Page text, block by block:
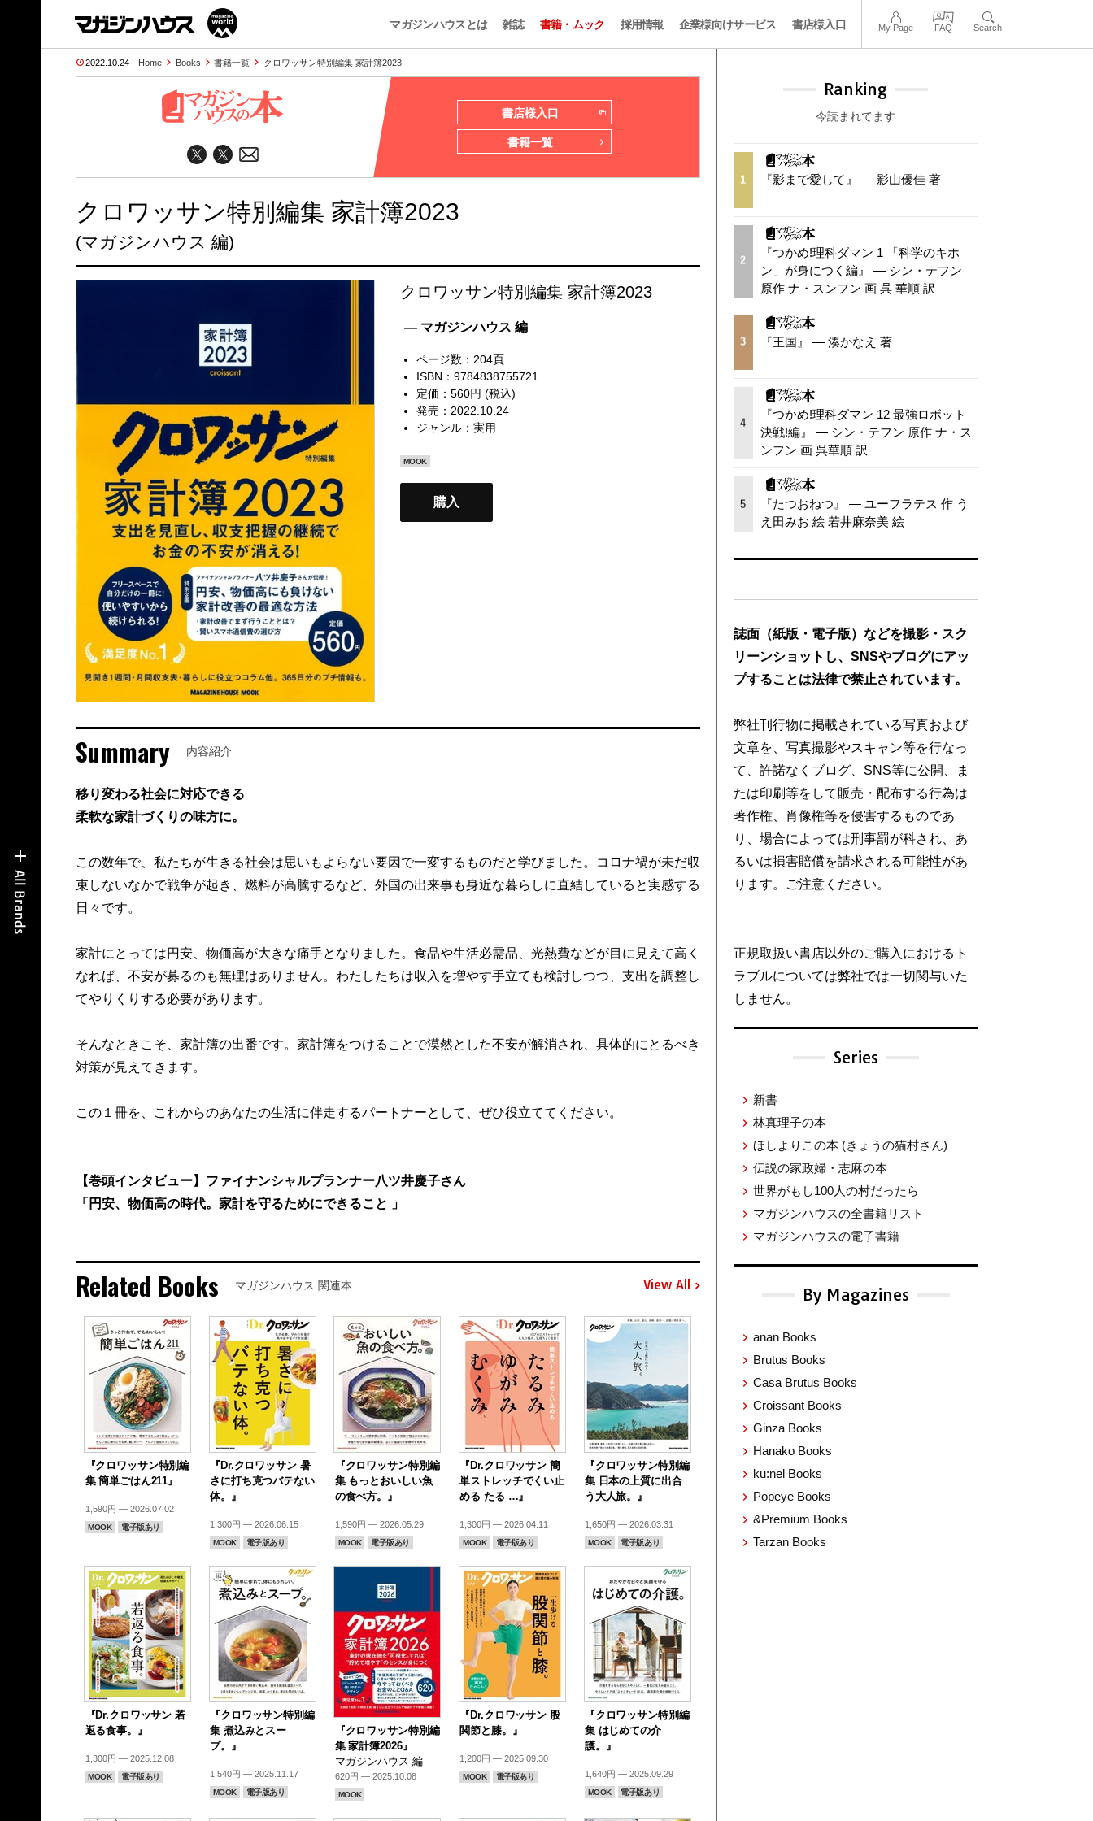
マガジンハウスとは 雑誌 書籍・ムック 採用情報 企業様向けサービス 書店様入口 My Page FAQ Search
2022.10.24 Home Books 書籍一覧 クロワッサン特別編集 家計簿2023
書店様入口
書籍一覧
クロワッサン特別編集 家計簿2023
(マガジンハウス 編)
クロワッサン特別編集 家計簿2023
— マガジンハウス 編
ページ数：204頁
ISBN：9784838755721
定価：560円 (税込)
発売：2022.10.24
ジャンル： 実用
MOOK
購入
Summary 内容紹介
移り変わる社会に対応できる
柔軟な家計づくりの味方に。
この数年で、私たちが生きる社会は思いもよらない要因で一変するものだと学びました。コロナ禍が未だ収
束しないなかで戦争が起き、燃料が高騰するなど、外国の出来事も身近な暮らしに直結していると実感する
日々です。
家計にとっては円安、物価高が大きな痛手となりました。食品や生活必需品、光熱費などが目に見えて高く
なれば、不安が募るのも無理はありません。わたしたちは収入を増やす手立ても検討しつつ、支出を調整し
てやりくりする必要があります。
そんなときこそ、家計簿の出番です。家計簿をつけることで漠然とした不安が解消され、具体的にとるべき
対策が見えてきます。
この１冊を、これからのあなたの生活に伴走するパートナーとして、ぜひ役立ててください。
【巻頭インタビュー】ファイナンシャルプランナー八ツ井慶子さん
「円安、物価高の時代。家計を守るためにできること 」
Related Books マガジンハウス 関連本 View All
『クロワッサン特別編
集 簡単ごはん211』
1,590円 — 2026.07.02
MOOK 電子版あり
『Dr.クロワッサン 暑
さに打ち克つバテない
体。』
1,300円 — 2026.06.15
MOOK 電子版あり
『クロワッサン特別編
集 もっとおいしい魚
の食べ方。』
1,590円 — 2026.05.29
MOOK 電子版あり
『Dr.クロワッサン 簡
単ストレッチでくい止
める たる …』
1,300円 — 2026.04.11
MOOK 電子版あり
『クロワッサン特別編
集 日本の上質に出合
う大人旅。』
1,650円 — 2026.03.31
MOOK 電子版あり
『Dr.クロワッサン 若
返る食事。』
1,300円 — 2025.12.08
MOOK 電子版あり
『クロワッサン特別編
集 煮込みとスー
プ。』
1,540円 — 2025.11.17
MOOK 電子版あり
『クロワッサン特別編
集 家計簿2026』
マガジンハウス 編
620円 — 2025.10.08
MOOK
『Dr.クロワッサン 股
関節と膝。』
1,200円 — 2025.09.30
MOOK 電子版あり
『クロワッサン特別編
集 はじめての介
護。』
1,640円 — 2025.09.29
MOOK 電子版あり
Ranking
今読まれてます
1 『影まで愛して』 — 影山優佳 著
2
『つかめ!理科ダマン 1 「科学のキホ
ン」が身につく編』 — シン・テフン
原作 ナ・スンフン 画 呉 華順 訳
3 『王国』 — 湊かなえ 著
4
『つかめ!理科ダマン 12 最強ロボット
決戦!編』 — シン・テフン 原作 ナ・ス
ンフン 画 呉華順 訳
5
『たつおねつ』 — ユーフラテス 作 う
え田みお 絵 若井麻奈美 絵
誌面（紙版・電子版）などを撮影・スク
リーンショットし、SNSやブログにアッ
プすることは法律で禁止されています。
弊社刊行物に掲載されている写真および
文章を、写真撮影やスキャン等を行なっ
て、許諾なくブログ、SNS等に公開、ま
たは印刷等をして販売・配布する行為は
著作権、肖像権等を侵害するものであ
り、場合によっては刑事罰が科され、あ
るいは損害賠償を請求される可能性があ
ります。ご注意ください。
正規取扱い書店以外のご購入におけるト
ラブルについては弊社では一切関与いた
しません。
Series
新書
林真理子の本
ほしよりこの本 (きょうの猫村さん)
伝説の家政婦・志麻の本
世界がもし100人の村だったら
マガジンハウスの全書籍リスト
マガジンハウスの電子書籍
By Magazines
anan Books
Brutus Books
Casa Brutus Books
Croissant Books
Ginza Books
Hanako Books
ku:nel Books
Popeye Books
&Premium Books
Tarzan Books